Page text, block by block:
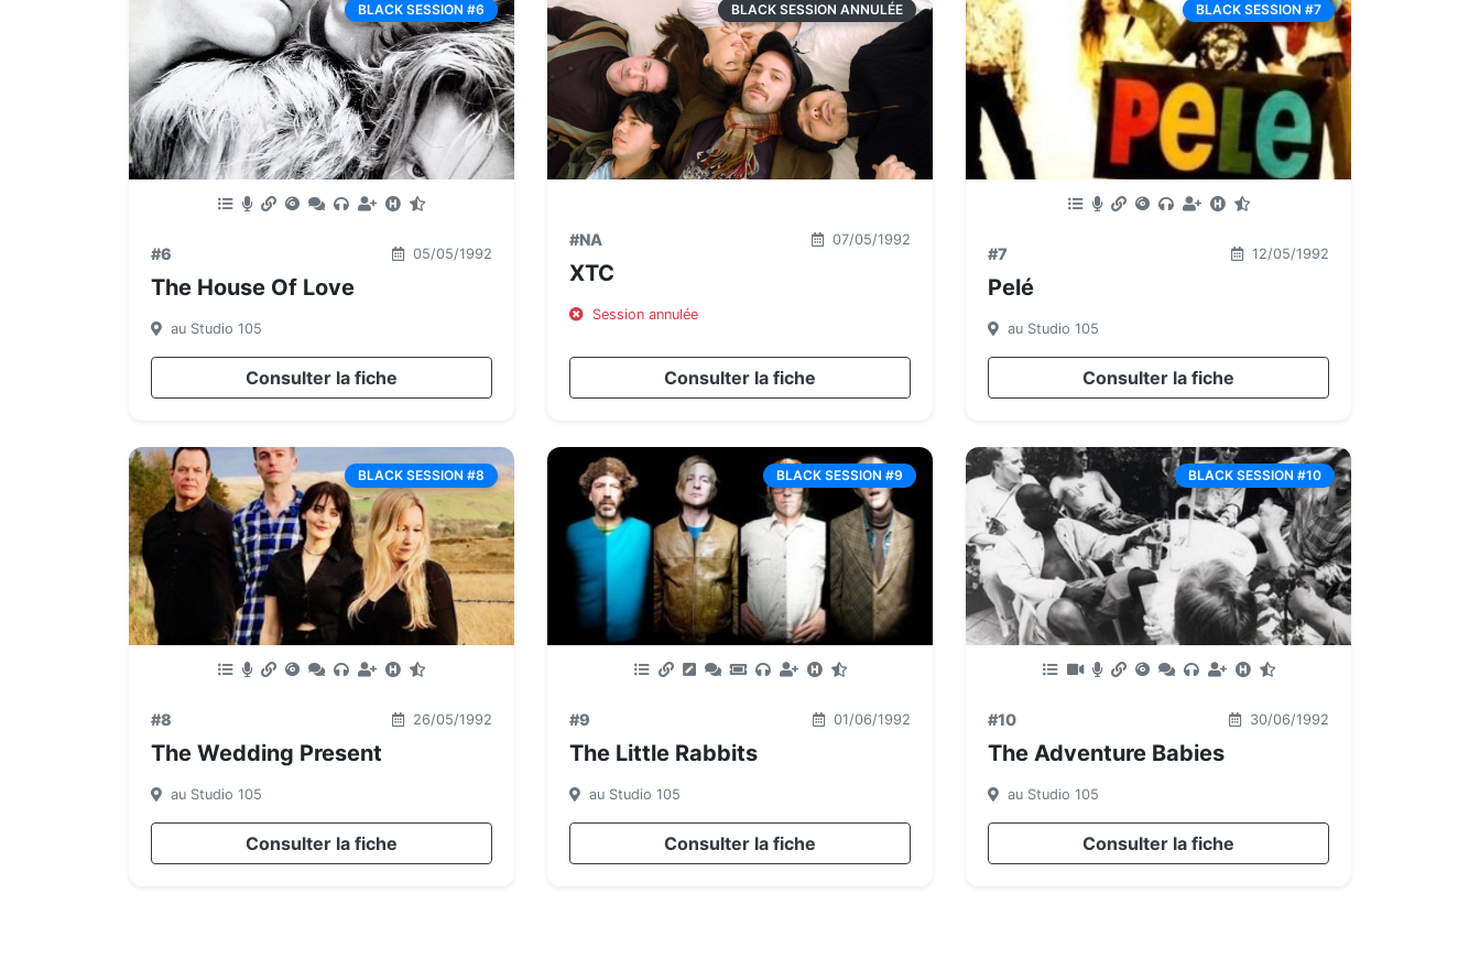
BLACK SESSION #6
#6 05/05/1992
The House Of Love
au Studio 105
Consulter la fiche
BLACK SESSION ANNULÉE
#NA 07/05/1992
XTC
Session annulée
Consulter la fiche
BLACK SESSION #7
#7 12/05/1992
Pelé
au Studio 105
Consulter la fiche
BLACK SESSION #8
#8 26/05/1992
The Wedding Present
au Studio 105
Consulter la fiche
BLACK SESSION #9
#9 01/06/1992
The Little Rabbits
au Studio 105
Consulter la fiche
BLACK SESSION #10
#10 30/06/1992
The Adventure Babies
au Studio 105
Consulter la fiche